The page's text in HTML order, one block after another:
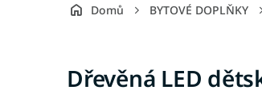
Domů BYTOVÉ DOPLŇKY
Dřevěná LED